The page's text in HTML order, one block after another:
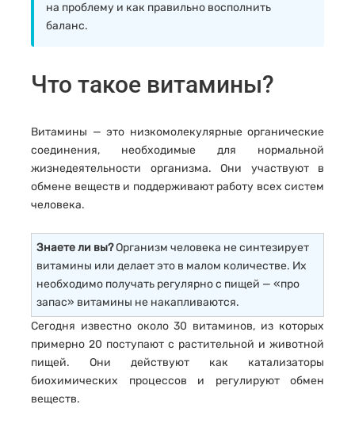
на проблему и как правильно восполнить
баланс.
Что такое витамины?
Витамины — это низкомолекулярные органические
соединения, необходимые для нормальной
жизнедеятельности организма. Они участвуют в
обмене веществ и поддерживают работу всех систем
человека.
Знаете ли вы?Организм человека не синтезирует
витамины или делает это в малом количестве. Их
необходимо получать регулярно с пищей — «про
запас» витамины не накапливаются.
Сегодня известно около 30 витаминов, из которых
примерно 20 поступают с растительной и животной
пищей. Они действуют как катализаторы
биохимических процессов и регулируют обмен
веществ.